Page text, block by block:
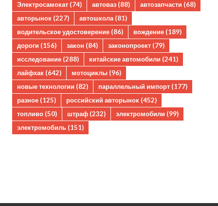
Электросамокат (74) автоваз (88) автозапчасти (68)
авторынок (227) автошкола(81)
водительское удостоверение (86) вождение (189)
дороги (156) закон (84) законопроект (79)
исследование (288) китайские автомобили (241)
лайфхак (642) мотоциклы (96)
новые технологии (82) параллельный импорт (177)
разное (125) российский авторынок (452)
топливо (50) штраф (232) электромобили (99)
электромобиль (151)